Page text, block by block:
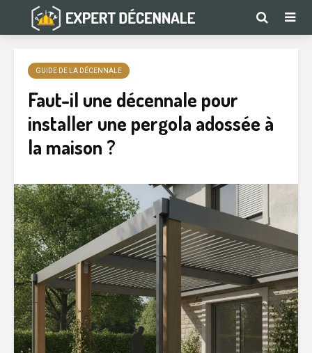
GUIDE DE LA DÉCENNALE
Faut-il une décennale pour
installer une pergola adossée à
la maison ?